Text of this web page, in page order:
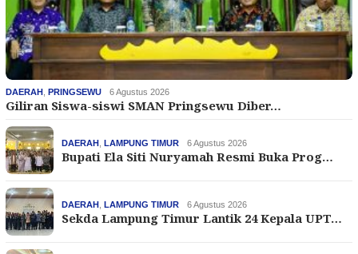
DAERAH PRINGSEWU 6 Agustus 2026
Giliran Siswa-siswi SMAN Pringsewu Diber…
DAERAH LAMPUNG TIMUR 6 Agustus 2026
Bupati Ela Siti Nuryamah Resmi Buka Prog…
DAERAH LAMPUNG TIMUR 6 Agustus 2026
Sekda Lampung Timur Lantik 24 Kepala UPT…